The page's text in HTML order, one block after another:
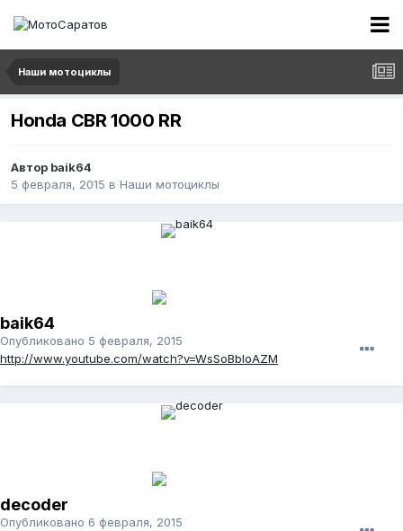
Наши мотоциклы
Honda CBR 1000 RR
Автор baik64
5 февраля, 2015 в Наши мотоциклы
baik64
Опубликовано 5 февраля, 2015
http://www.youtube.com/watch?v=WsSoBbIoAZM
decoder
Опубликовано 6 февраля, 2015